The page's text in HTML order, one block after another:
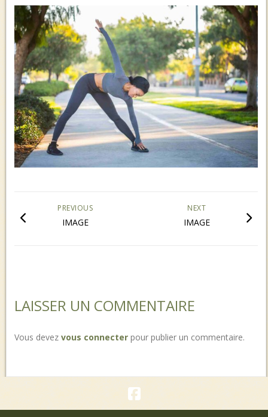
NEXT
IMAGE
PREVIOUS
IMAGE
LAISSER UN COMMENTAIRE
Vous devez vous connecterpour publier un commentaire.